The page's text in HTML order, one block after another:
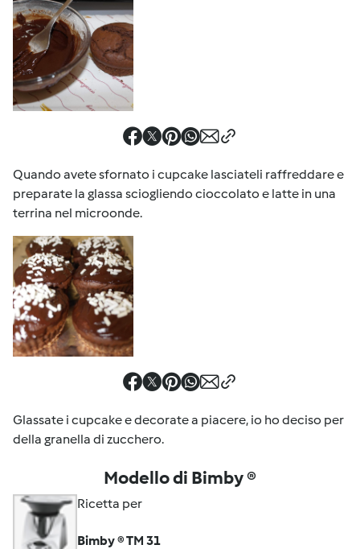
Quando avete sfornato i cupcake lasciateli raffreddare e
preparate la glassa sciogliendo cioccolato e latte in una
terrina nel microonde.
Glassate i cupcake e decorate a piacere, io ho deciso per
della granella di zucchero.
Modello di Bimby ®
Ricetta per
Bimby ® TM 31